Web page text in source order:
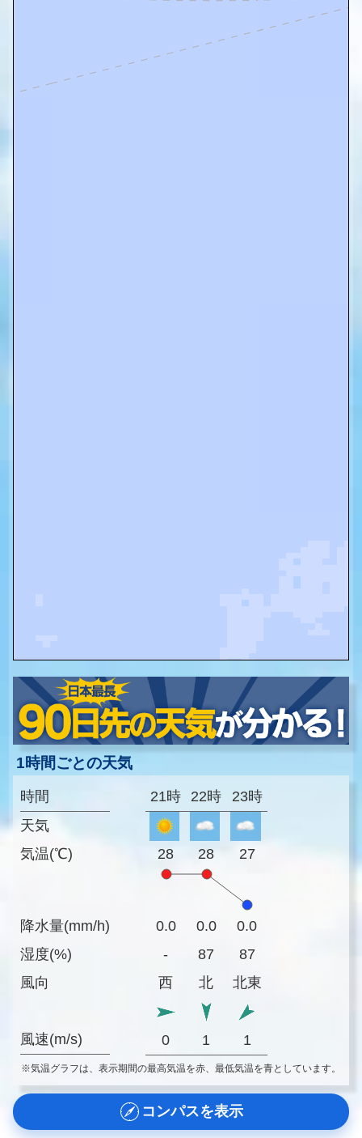
1時間ごとの天気
時間
天気
気温(℃)
降水量(mm/h)
湿度(%)
風向
風速(m/s)
21時 22時 23時
28 28 27
0.0 0.0
0.0
-
87
87
西
北 北東
0 1 1
※気温グラフは、表示期間の最高気温を赤、最低気温を青としています。
コンパスを表示